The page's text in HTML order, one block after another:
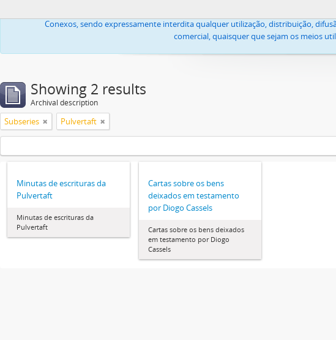
Todas as imagens ou textos, propriedade da Igreja Lusitana Católica
Conexos, sendo expressamente interdita qualquer utilização, distribuição,
comercial, quaisquer que sejam os meios
Showing 2 results
Archival description
Subseries Pulvertaft
Minutas de escrituras da
Pulvertaft
Minutas de escrituras da
Pulvertaft
Cartas sobre os bens
deixados em testamento
por Diogo Cassels
Cartas sobre os bens deixados
em testamento por Diogo
Cassels